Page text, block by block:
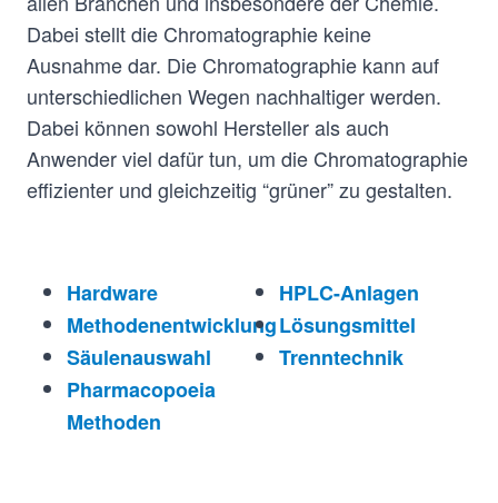
Dabei stellt die Chromatographie keine
Ausnahme dar. Die Chromatographie kann auf
unterschiedlichen Wegen nachhaltiger werden.
Dabei können sowohl Hersteller als auch
Anwender viel dafür tun, um die Chromatographie
effizienter und gleichzeitig “grüner” zu gestalten.
Hardware
Methodenentwicklung
Säulenauswahl
Pharmacopoeia
Methoden
HPLC-Anlagen
Lösungsmittel
Trenntechnik